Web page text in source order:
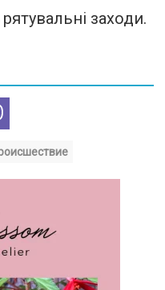
заходи.